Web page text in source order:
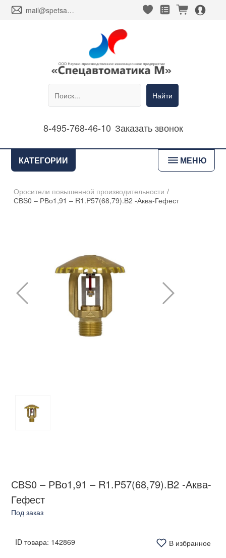
envelope mail@spetsavtomatika-m.ru heart_fill square_favorites_fill cart_fill person_alt_circle_fill
Найти
8-495-768-46-10 Заказать звонок
КАТЕГОРИИ bars МЕНЮ
Оросители повышенной производительности /
СВS0 – РВо1,91 – R1.P57(68,79).B2 -Аква-Гефест
СВS0 – РВо1,91 – R1.P57(68,79).B2 -Аква-
Гефест
Под заказ
ID товара: 142869 В избранное